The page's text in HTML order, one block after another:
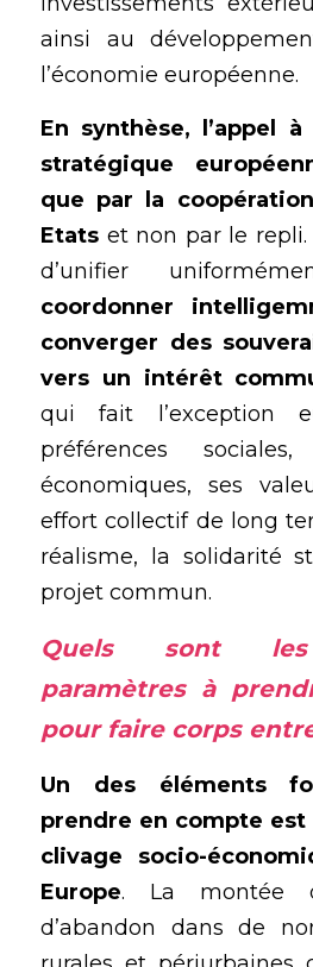
ainsi au
l’économie européenne.
En synthèse, l’appel
stratégique
que par la
Etats et non par le repli.
d’unifier
coordonner
converger des
vers un intérêt
qui fait l’exception
préférences
économiques, ses
effort collectif de long
réalisme, la solidarité
projet commun.
Quels sont les
paramètres à
pour faire corps
Un des éléments
clivage socio-
Europe. La montée
d’abandon dans de